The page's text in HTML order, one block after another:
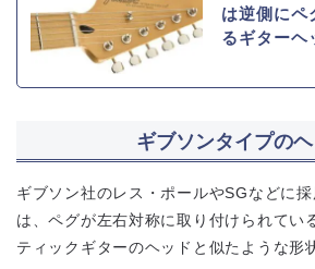
は逆側にペ
るギターヘ
ギブソンタイプの
ギブソン社のレス・ポールやSGなどに
は、ペグが左右対称に取り付けられてい
ティックギターのヘッドと似たような形